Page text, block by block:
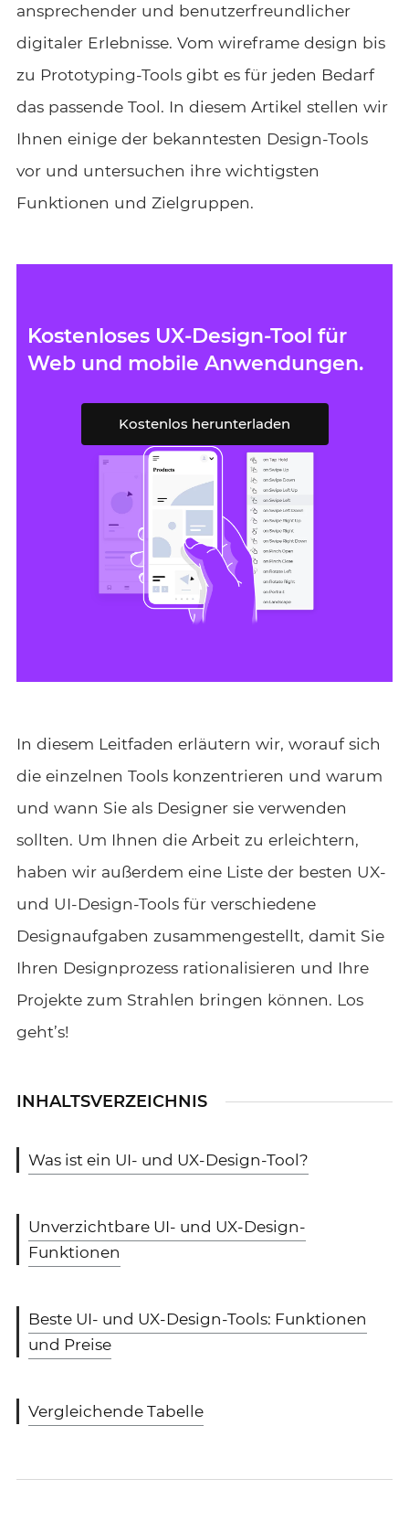
ansprechender und benutzerfreundlicher
digitaler Erlebnisse. Vom wireframe design bis
zu Prototyping-Tools gibt es für jeden Bedarf
das passende Tool. In diesem Artikel stellen wir
Ihnen einige der bekanntesten Design-Tools
vor und untersuchen ihre wichtigsten
Funktionen und Zielgruppen.
Kostenloses UX-Design-Tool für
Web und mobile Anwendungen.
Kostenlos herunterladen
In diesem Leitfaden erläutern wir, worauf sich
die einzelnen Tools konzentrieren und warum
und wann Sie als Designer sie verwenden
sollten. Um Ihnen die Arbeit zu erleichtern,
haben wir außerdem eine Liste der besten UX-
und UI-Design-Tools für verschiedene
Designaufgaben zusammengestellt, damit Sie
Ihren Designprozess rationalisieren und Ihre
Projekte zum Strahlen bringen können. Los
geht’s!
INHALTSVERZEICHNIS
Was ist ein UI- und UX-Design-Tool?
Unverzichtbare UI- und UX-Design-
Funktionen
Beste UI- und UX-Design-Tools: Funktionen
und Preise
Vergleichende Tabelle